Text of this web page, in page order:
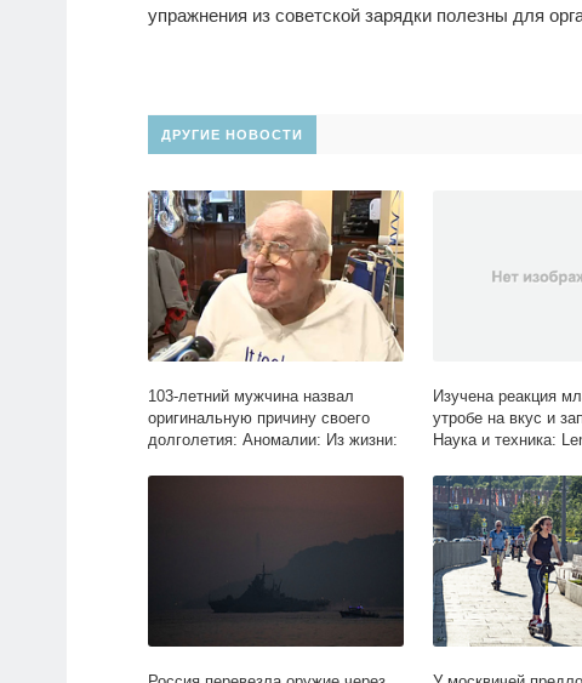
упражнения из советской зарядки полезны для
ДРУГИЕ НОВОСТИ
103-летний мужчина назвал
оригинальную причину своего
долголетия: Аномалии: Из жизни:
Изучена реакция
утробе на вкус и
Наука и техника: